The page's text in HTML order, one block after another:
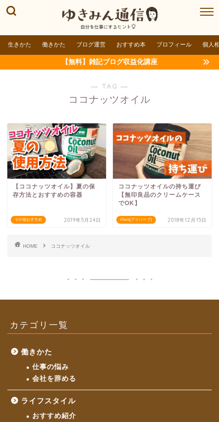
生きかた 働きかた ブログ運営 おすすめ本 プロフィール 個人
【無料】雑記ブログ収益化講座
― TAG ―
ココナッツオイル
その他おすすめ
【ココナッツオイル】夏の保
存方法とおすすめの容器
2019年5月24日 iHerb(アイハーブ)
ココナッツオイルの持ち運び
【無印良品のクリームケース
でOK】
2018年12月15日
HOME ココナッツオイル
カテゴリ一覧
働きかた
仕事の悩み
会社を辞める
ライフスタイル
おすすめ紹介